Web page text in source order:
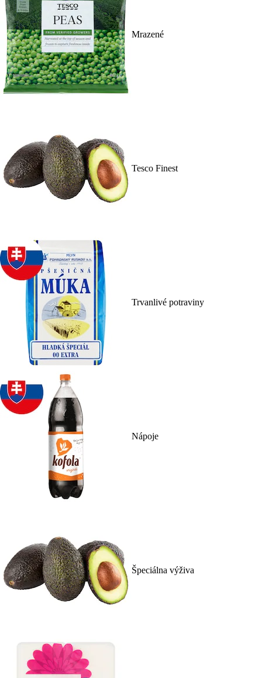
Mrazené
Tesco Finest
Trvanlivé potraviny
Nápoje
Špeciálna výživa